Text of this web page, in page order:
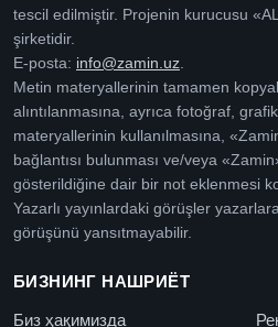
tescil edilmiştir. Projenin kurucusu
şirketidir.
E-posta: info@zamin.uz
Metin materyallerinin tamamen
alıntılanmasına, ayrıca fotoğraf,
materyallerinin kullanılmasına,
bağlantısı bulunması ve/veya
gösterildiğine dair bir not eklenmesi
Yazarlı yayınlardaki görüşler
görüşünü yansıtmayabilir.
БИЗНИНГ НАШРИЁТ
Биз ҳақимизда